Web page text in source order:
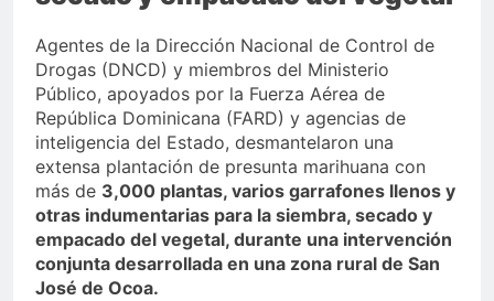
Agentes de la Dirección Nacional de Control de
Drogas (DNCD) y miembros del Ministerio
Público, apoyados por la Fuerza Aérea de
República Dominicana (FARD) y agencias de
inteligencia del Estado, desmantelaron una
extensa plantación de presunta marihuana con
más de 3,000 plantas, varios garrafones llenos y
otras indumentarias para la siembra, secado y
empacado del vegetal, durante una intervención
conjunta desarrollada en una zona rural de San
José de Ocoa.